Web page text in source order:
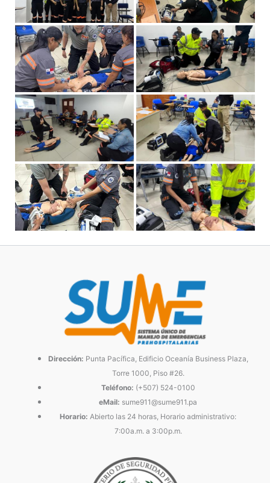
Dirección: Punta Pacífica, Edificio Oceanía Business Plaza,
Torre 1000, Piso #26.
Teléfono: (+507) 524-0100
eMail: sume911@sume911.pa
Horario: Abierto las 24 horas, Horario administrativo:
7:00a.m. a 3:00p.m.